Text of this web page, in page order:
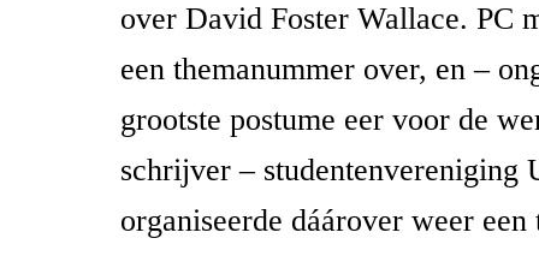
over David Foster Wallace. PC
een themanummer over, en –
grootste postume eer voor de
schrijver – studentenvereniging
organiseerde dáárover weer